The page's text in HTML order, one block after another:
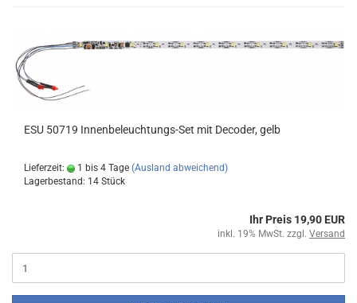
ESU 50719 Innenbeleuchtungs-Set mit Decoder, gelb
Lieferzeit: 1 bis 4 Tage (Ausland abweichend)
Lagerbestand: 14 Stück
Ihr Preis 19,90 EUR
inkl. 19% MwSt. zzgl. Versand